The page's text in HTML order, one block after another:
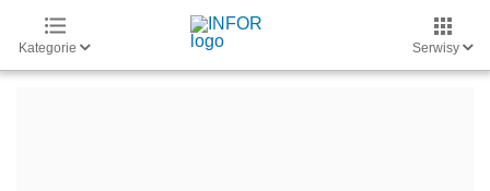
Kategorie Serwisy